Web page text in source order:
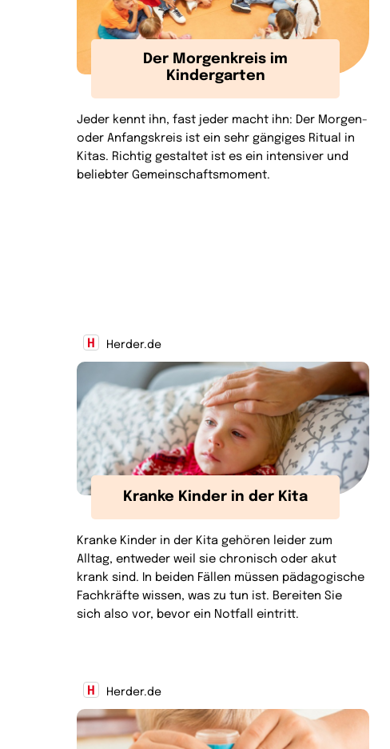
Der Morgenkreis im
Kindergarten
Jeder kennt ihn, fast jeder macht ihn: Der Morgen-
oder Anfangskreis ist ein sehr gängiges Ritual in
Kitas. Richtig gestaltet ist es ein intensiver und
beliebter Gemeinschaftsmoment.
Herder.de
Kranke Kinder in der Kita
Kranke Kinder in der Kita gehören leider zum
Alltag, entweder weil sie chronisch oder akut
krank sind. In beiden Fällen müssen pädagogische
Fachkräfte wissen, was zu tun ist. Bereiten Sie
sich also vor, bevor ein Notfall eintritt.
Herder.de